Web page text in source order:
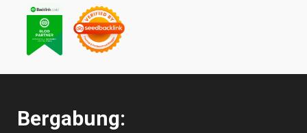
Bergabung: